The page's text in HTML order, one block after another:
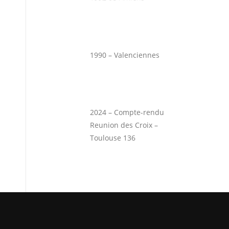
1990 – Valenciennes
2024 – Compte-rendu
Reunion des Croix –
Toulouse 136